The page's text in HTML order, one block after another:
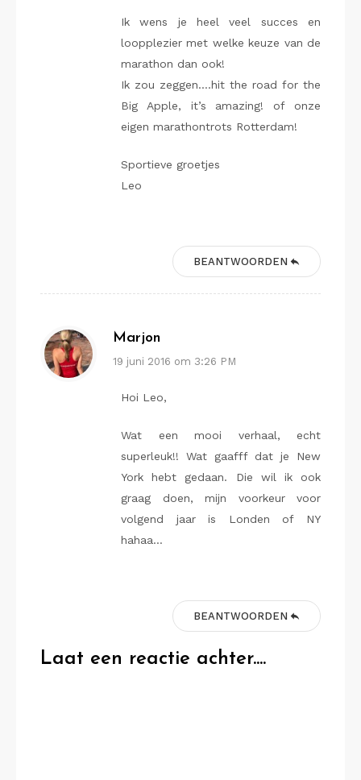
Ik wens je heel veel succes en
loopplezier met welke keuze van de
marathon dan ook!
Ik zou zeggen….hit the road for the
Big Apple, it’s amazing! of onze
eigen marathontrots Rotterdam!
Sportieve groetjes
Leo
BEANTWOORDEN
Marjon
19 juni 2016 om 3:26 PM
Hoi Leo,
Wat een mooi verhaal, echt
superleuk!! Wat gaafff dat je New
York hebt gedaan. Die wil ik ook
graag doen, mijn voorkeur voor
volgend jaar is Londen of NY
hahaa…
BEANTWOORDEN
Laat een reactie achter....